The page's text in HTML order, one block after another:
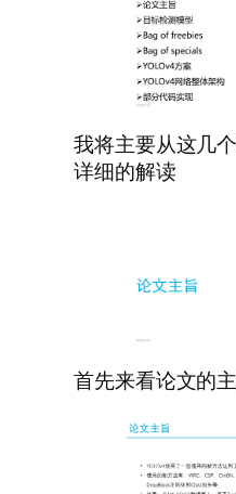
我将主要从这几
详细的解读
首先来看论文的